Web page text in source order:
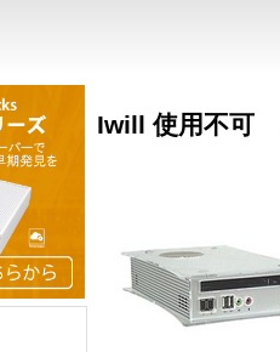
Iwill 使用不可